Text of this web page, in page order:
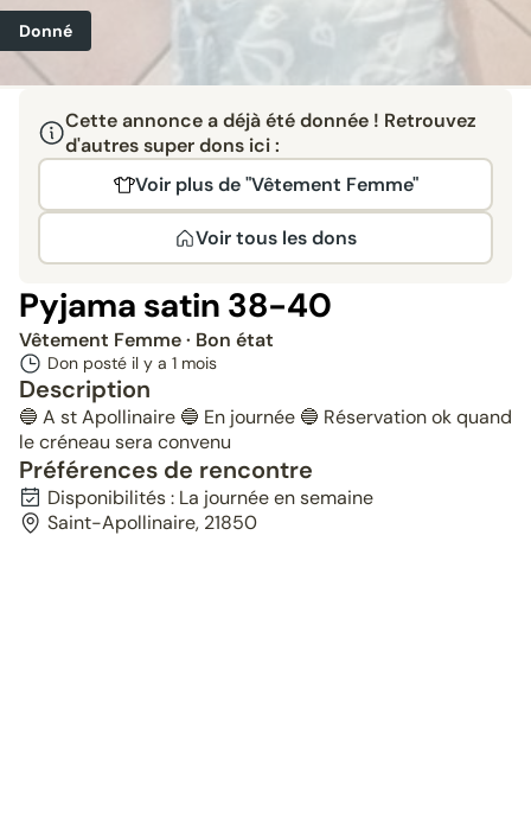
Donné
Cette annonce a déjà été donnée ! Retrouvez
d'autres super dons ici :
Voir plus de "Vêtement Femme"
Voir tous les dons
Pyjama satin 38-40
Vêtement Femme· Bon état
Don posté il y a 1 mois
Description
🔵 A st Apollinaire 🔵 En journée 🔵 Réservation ok quand
le créneau sera convenu
Préférences de rencontre
Disponibilités : La journée en semaine
Saint-Apollinaire, 21850